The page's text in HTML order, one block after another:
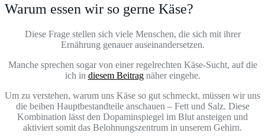
Warum essen wir so gerne Käse?
Diese Frage stellen sich viele Menschen, die sich mit ihrer
Ernährung genauer auseinandersetzen.
Manche sprechen sogar von einer regelrechten Käse-Sucht, auf die
ich in diesem Beitragnäher eingehe.
Um zu verstehen, warum uns Käse so gut schmeckt, müssen wir uns
die beiben Hauptbestandteile anschauen – Fett und Salz. Diese
Kombination lässt den Dopaminspiegel im Blut ansteigen und
aktiviert somit das Belohnungszentrum in unserem Gehirn.